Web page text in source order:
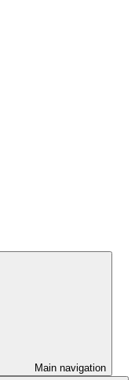
Main navigation